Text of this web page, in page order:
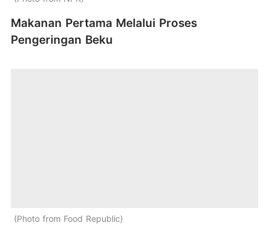
Makanan Pertama Melalui Proses
Pengeringan Beku
Photo from Food Republic